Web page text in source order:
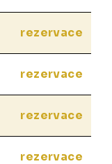
rezervace
rezervace
rezervace
rezervace